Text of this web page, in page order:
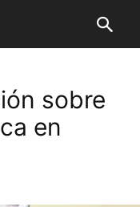
sobre
en